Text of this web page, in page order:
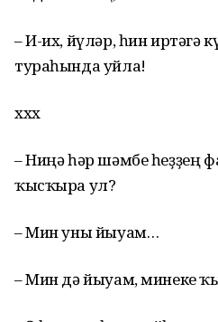
– И-их, йүләр, һин иртәгә
тураһында уйла!
ххх
– Ниңә һәр шәмбе һеҙҙең
ҡысҡыра ул?
– Мин уны йыуам…
– Мин дә йыуам, минеке